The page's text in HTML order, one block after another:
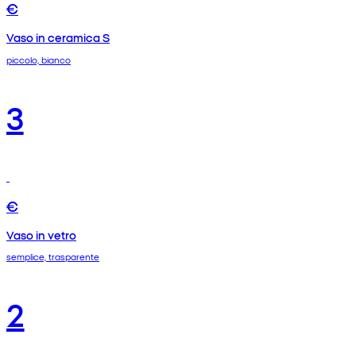
€
Vaso in ceramica S
piccolo, bianco
3
€
Vaso in vetro
semplice, trasparente
2